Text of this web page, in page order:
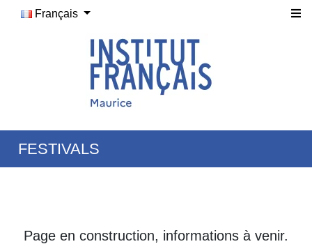
Français
FESTIVALS
Page en construction, informations à venir.